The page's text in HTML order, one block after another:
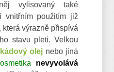
vylisovaný také
vnitřním použitím již
výrazně přispívá
stavu pleti. Velkou
olej nebo jiná
nevyvolává